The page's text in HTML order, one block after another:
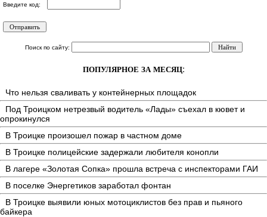
Введите код:
Поиск по сайту:
ПОПУЛЯРНОЕ ЗА МЕСЯЦ:
Что нельзя сваливать у контейнерных площадок
Под Троицком нетрезвый водитель «Лады» съехал в кювет и
опрокинулся
В Троицке произошел пожар в частном доме
В Троицке полицейские задержали любителя конопли
В лагере «Золотая Сопка» прошла встреча с инспекторами ГАИ
В поселке Энергетиков заработал фонтан
В Троицке выявили юных мотоциклистов без прав и пьяного
байкера